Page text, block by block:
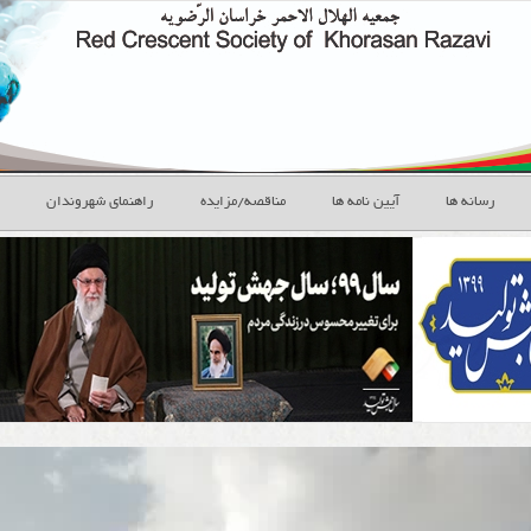
رسانه ها آیین نامه ها مناقصه/مزایده راهنمای شهروندان